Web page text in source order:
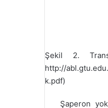
Şekil 2.
http://
k.pdf)
Şaperon